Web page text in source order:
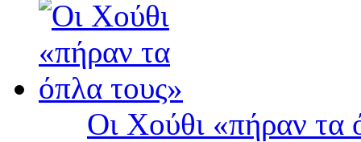
Οι Χούθι «πήραν τα